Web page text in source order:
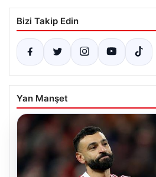
Bizi Takip Edin
Yan Manşet